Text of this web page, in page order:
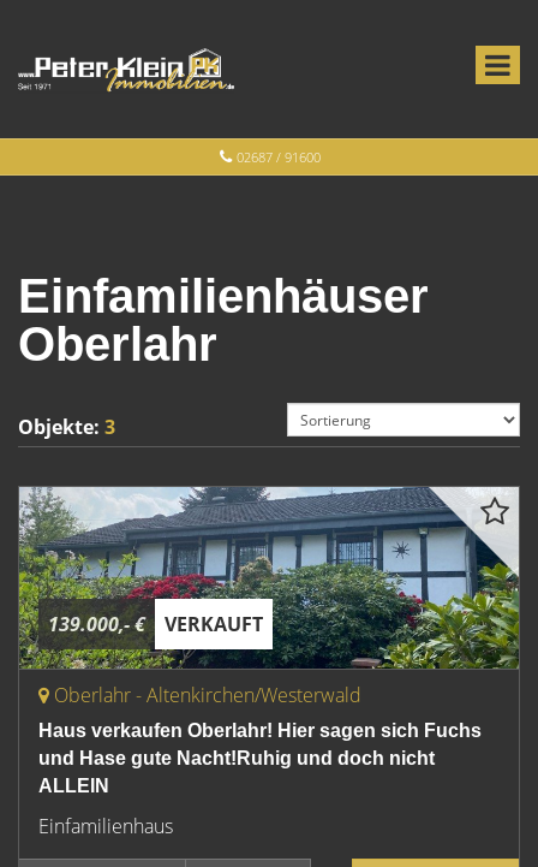
02687 / 91600
Einfamilienhäuser
Oberlahr
Objekte: 3
139.000,- € VERKAUFT
Oberlahr - Altenkirchen/Westerwald
Haus verkaufen Oberlahr! Hier sagen sich Fuchs
und Hase gute Nacht!Ruhig und doch nicht
ALLEIN
Einfamilienhaus